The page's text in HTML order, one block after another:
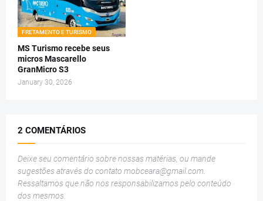
FRETAMENTO E TURISMO
MS Turismo recebe seus
micros Mascarello
GranMicro S3
January 30, 2026
2 COMENTÁRIOS
Deixe seu comentário sobre nossas matérias, ou mande
sugestões através do contato mobceara@gmail.com
Ressaltamos que não nos responsabilizamos pelo conteúdo
dos mesmos.